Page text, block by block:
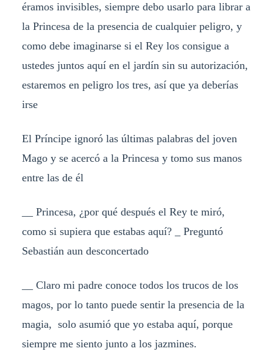
éramos invisibles, siempre debo usarlo para librar a
la Princesa de la presencia de cualquier peligro, y
como debe imaginarse si el Rey los consigue a
ustedes juntos aquí en el jardín sin su autorización,
estaremos en peligro los tres, así que ya deberías
irse
El Príncipe ignoró las últimas palabras del joven
Mago y se acercó a la Princesa y tomo sus manos
entre las de él
__ Princesa, ¿por qué después el Rey te miró,
como si supiera que estabas aquí? _ Preguntó
Sebastián aun desconcertado
__ Claro mi padre conoce todos los trucos de los
magos, por lo tanto puede sentir la presencia de la
magia, solo asumió que yo estaba aquí, porque
siempre me siento junto a los jazmines.